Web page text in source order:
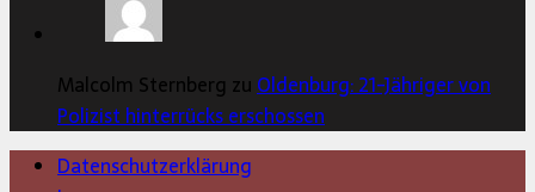
Malcolm Sternberg zuOldenburg: 21-Jähriger von
Polizist hinterrücks erschossen
Datenschutzerklärung